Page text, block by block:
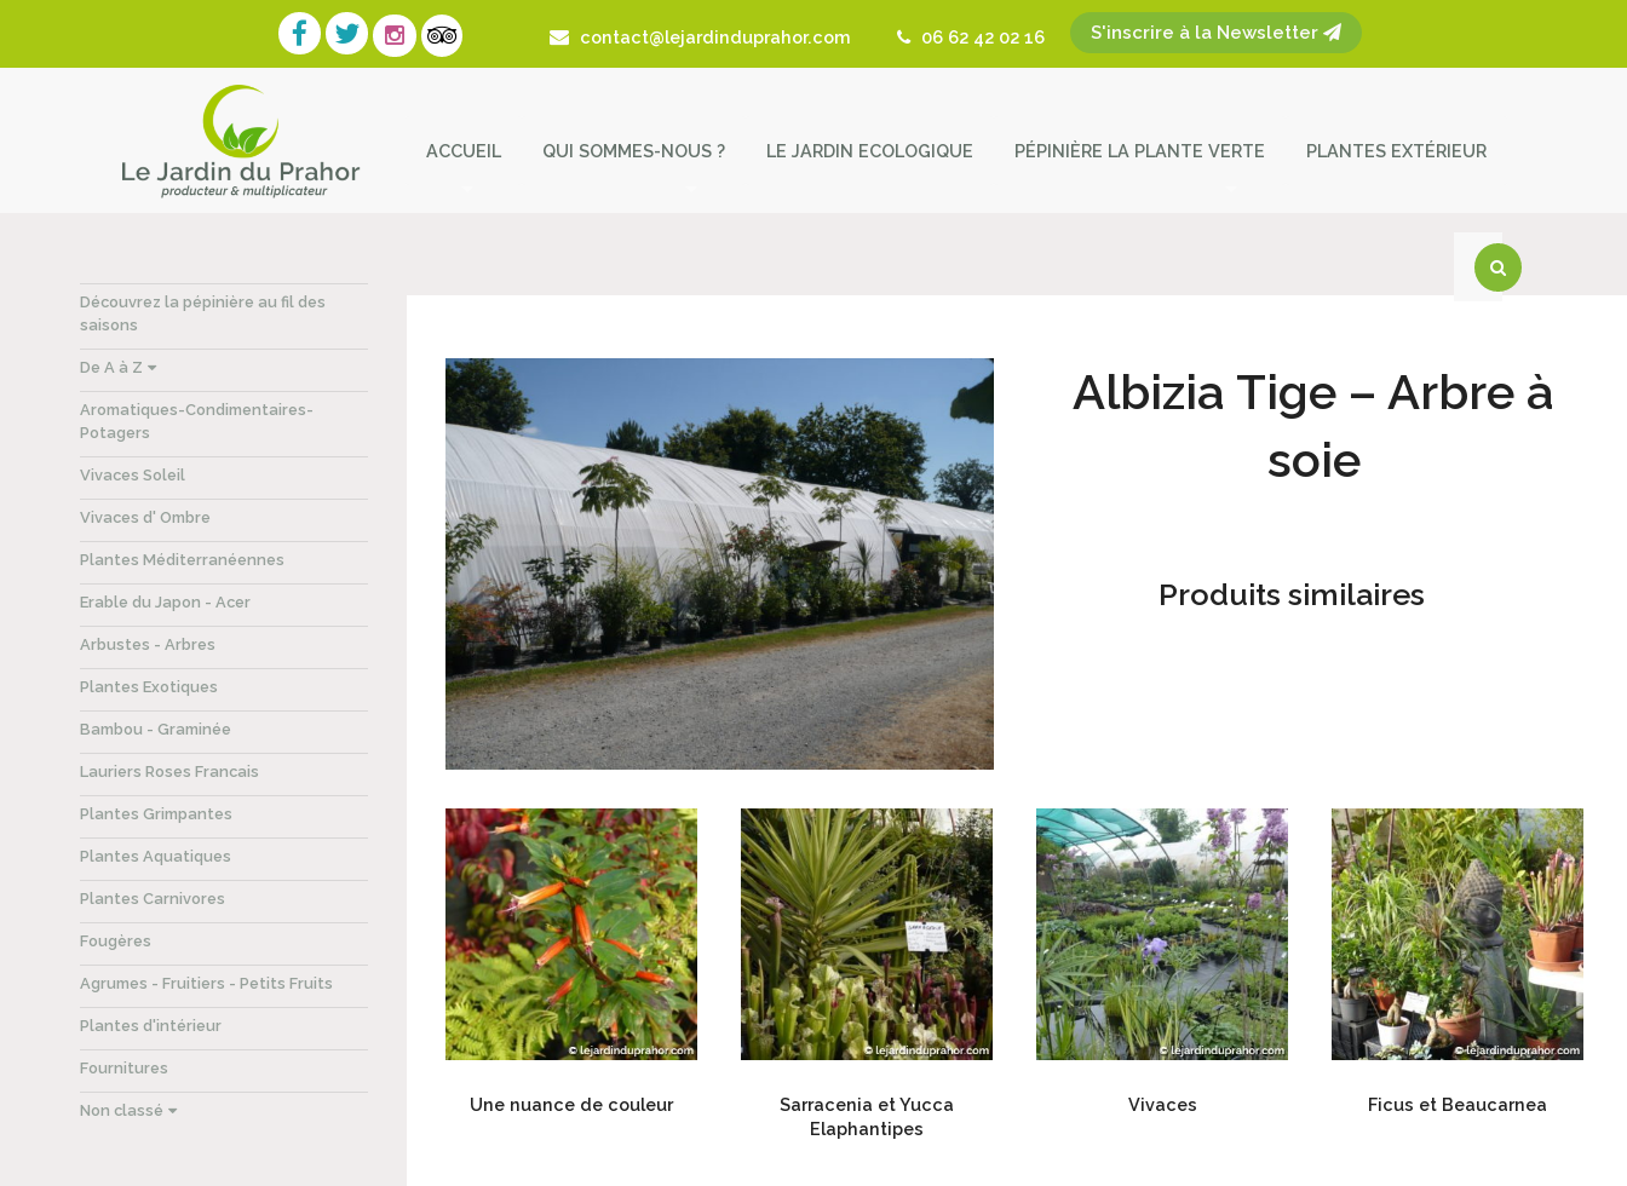
contact@lejardinduprahor.com 06 62 42 02 16 S'inscrire à la Newsletter
ACCUEIL QUI SOMMES-NOUS ?
Coup de Coeur – Liens utiles
LE JARDIN ECOLOGIQUE PÉPINIÈRE LA PLANTE VERTE PLANTES EXTÉRIEUR
Découvrez la pépinière au fil des
saisons
De A à Z
Aromatiques-Condimentaires-
Potagers
Vivaces Soleil
Vivaces d' Ombre
Plantes Méditerranéennes
Erable du Japon - Acer
Arbustes - Arbres
Plantes Exotiques
Bambou - Graminée
Lauriers Roses Francais
Plantes Grimpantes
Plantes Aquatiques
Plantes Carnivores
Fougères
Agrumes - Fruitiers - Petits Fruits
Plantes d'intérieur
Fournitures
Non classé
Albizia Tige – Arbre à
soie
Produits similaires
Une nuance de couleur
Sarracenia et Yucca
Elaphantipes
Vivaces Ficus et Beaucarnea